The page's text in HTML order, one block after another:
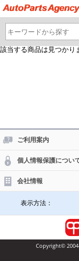
該当する商品は見つかり
ご利用案内
個人情報保護につい
会社情報
表示方法：
Copyright©